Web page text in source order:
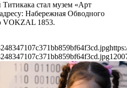
стал музем «Арт
Набережная Обводного
VOKZAL 1853.
1200